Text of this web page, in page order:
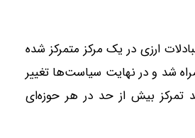
ارزی در یک مرکز متمرکز شده
شد و در نهایت سیاست‌ها تغییر
تمرکز بیش از حد در هر حوزه‌ای